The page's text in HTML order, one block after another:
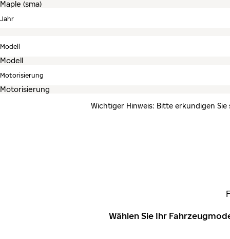
Jahr
Modell
Motorisierung
Wichtiger Hinweis: Bitte erkundigen
Wählen Sie Ihr